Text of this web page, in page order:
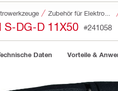
S-DG-D 11X50 #241058
Daten Vorteile &